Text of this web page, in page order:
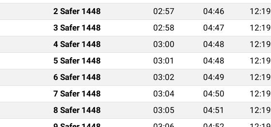
2 Safer 1448 02:57 04:46 12:19
3 Safer 1448 02:58 04:47 12:19
4 Safer 1448 03:00 04:48 12:19
5 Safer 1448 03:01 04:48 12:19
6 Safer 1448 03:02 04:49 12:19
7 Safer 1448 03:04 04:50 12:19
8 Safer 1448 03:05 04:51 12:19